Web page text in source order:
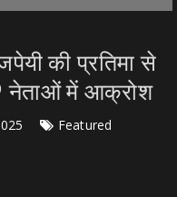
की प्रतिमा से
नेताओं में आक्रोश
Featured